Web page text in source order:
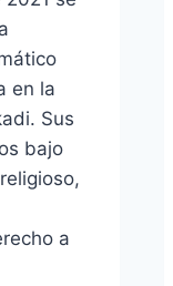
en la
Sus
bajo
a